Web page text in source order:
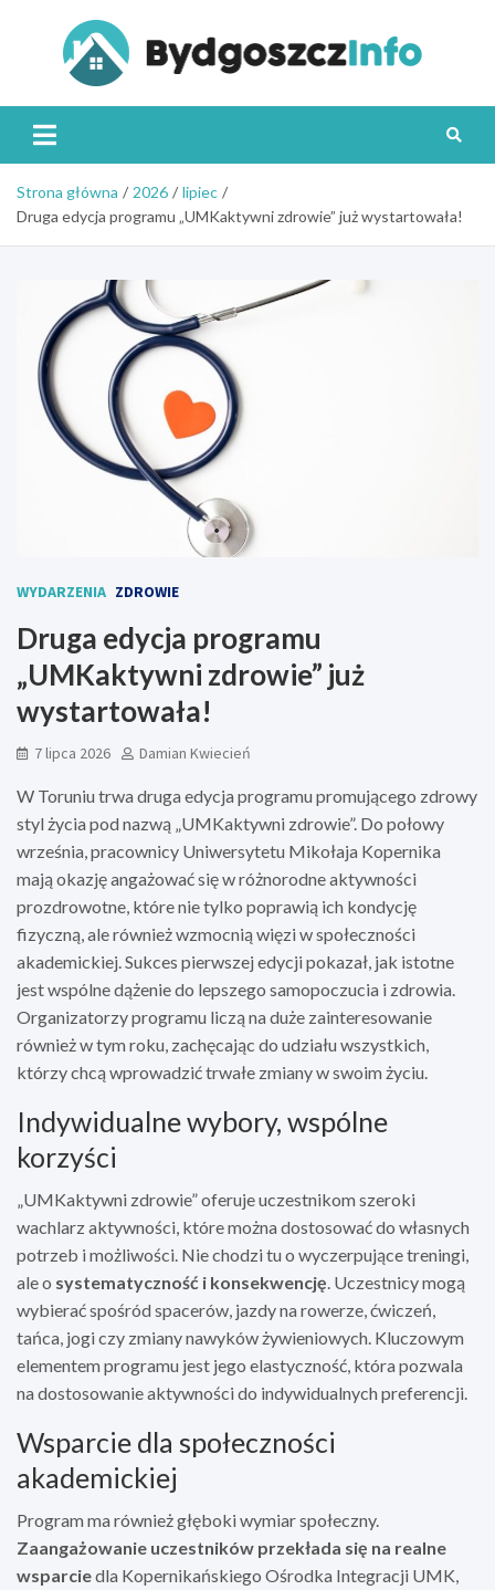
Strona główna 2026
lipiec
Druga edycja programu „UMKaktywni zdrowie” już wystartowała!
WYDARZENIA ZDROWIE
Druga edycja programu
„UMKaktywni zdrowie” już
wystartowała!
7 lipca 2026 Damian Kwiecień
W Toruniu trwa druga edycja programu promującego zdrowy
styl życia pod nazwą „UMKaktywni zdrowie”. Do połowy
września, pracownicy Uniwersytetu Mikołaja Kopernika
mają okazję angażować się w różnorodne aktywności
prozdrowotne, które nie tylko poprawią ich kondycję
fizyczną, ale również wzmocnią więzi w społeczności
akademickiej. Sukces pierwszej edycji pokazał, jak istotne
jest wspólne dążenie do lepszego samopoczucia i zdrowia.
Organizatorzy programu liczą na duże zainteresowanie
również w tym roku, zachęcając do udziału wszystkich,
którzy chcą wprowadzić trwałe zmiany w swoim życiu.
Indywidualne wybory, wspólne
korzyści
„UMKaktywni zdrowie” oferuje uczestnikom szeroki
wachlarz aktywności, które można dostosować do własnych
potrzeb i możliwości. Nie chodzi tu o wyczerpujące treningi,
ale o systematyczność i konsekwencję . Uczestnicy mogą
wybierać spośród spacerów, jazdy na rowerze, ćwiczeń,
tańca, jogi czy zmiany nawyków żywieniowych. Kluczowym
elementem programu jest jego elastyczność, która pozwala
na dostosowanie aktywności do indywidualnych preferencji.
Wsparcie dla społeczności
akademickiej
Program ma również głęboki wymiar społeczny.
Zaangażowanie uczestników przekłada się na realne
wsparciedla Kopernikańskiego Ośrodka Integracji UMK,